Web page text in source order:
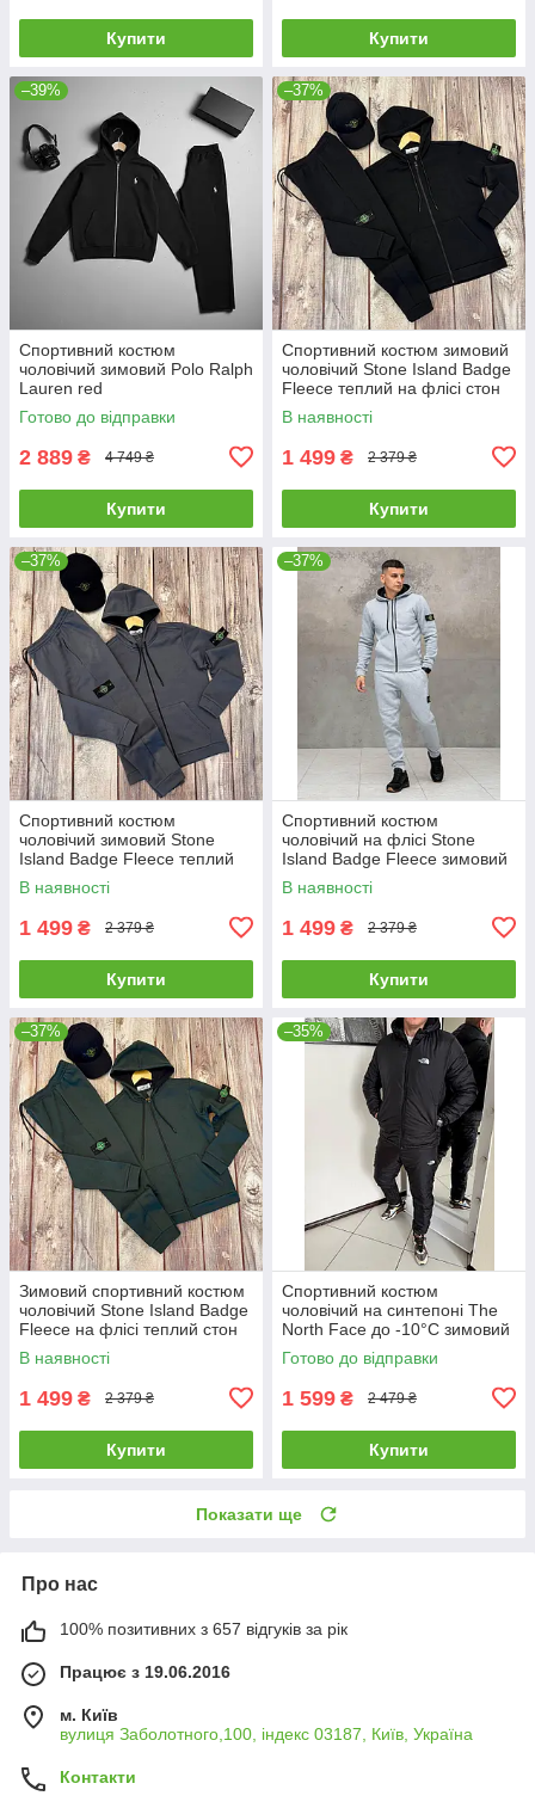
Купити Купити
–39%
Спортивний костюм
чоловічий зимовий Polo Ralph
Lauren red
Готово до відправки
2 889 ₴ 4 749 ₴
Купити
–37%
Спортивний костюм зимовий
чоловічий Stone Island Badge
Fleece теплий на флісі стон
айленд чорний
В наявності
1 499 ₴ 2 379 ₴
Купити
–37%
Спортивний костюм
чоловічий зимовий Stone
Island Badge Fleece теплий
на флісі стон айленд
графітовий
В наявності
1 499 ₴ 2 379 ₴
Купити
–37%
Спортивний костюм
чоловічий на флісі Stone
Island Badge Fleece зимовий
худі штани стон айленд сірий
В наявності
1 499 ₴ 2 379 ₴
Купити
–37%
Зимовий спортивний костюм
чоловічий Stone Island Badge
Fleece на флісі теплий стон
айленд хакі
В наявності
1 499 ₴ 2 379 ₴
Купити
–35%
Спортивний костюм
чоловічий на синтепоні The
North Face до -10°C зимовий
теплий тнф чорний
Готово до відправки
1 599 ₴ 2 479 ₴
Купити
Показати ще
Про нас
100% позитивних з 657 відгуків за рік
Працює з 19.06.2016
м. Київ
вулиця Заболотного,100, індекс 03187, Київ, Україна
Контакти